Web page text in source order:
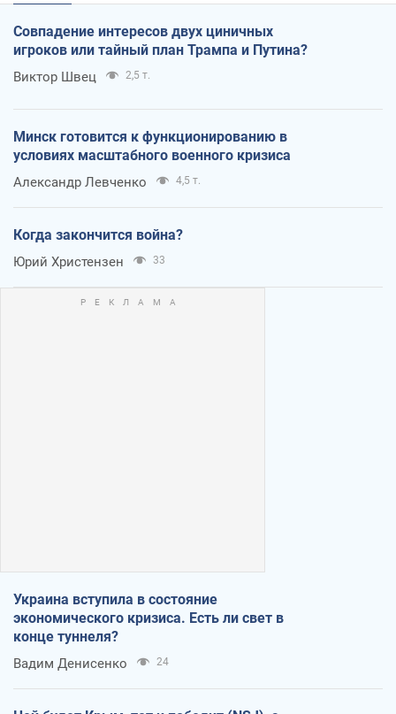
Совпадение интересов двух циничных
игроков или тайный план Трампа и Путина?
Виктор Швец 2,5 т.
Минск готовится к функционированию в
условиях масштабного военного кризиса
Александр Левченко 4,5 т.
Когда закончится война?
Юрий Христензен 33
Украина вступила в состояние
экономического кризиса. Есть ли свет в
конце туннеля?
Вадим Денисенко 24